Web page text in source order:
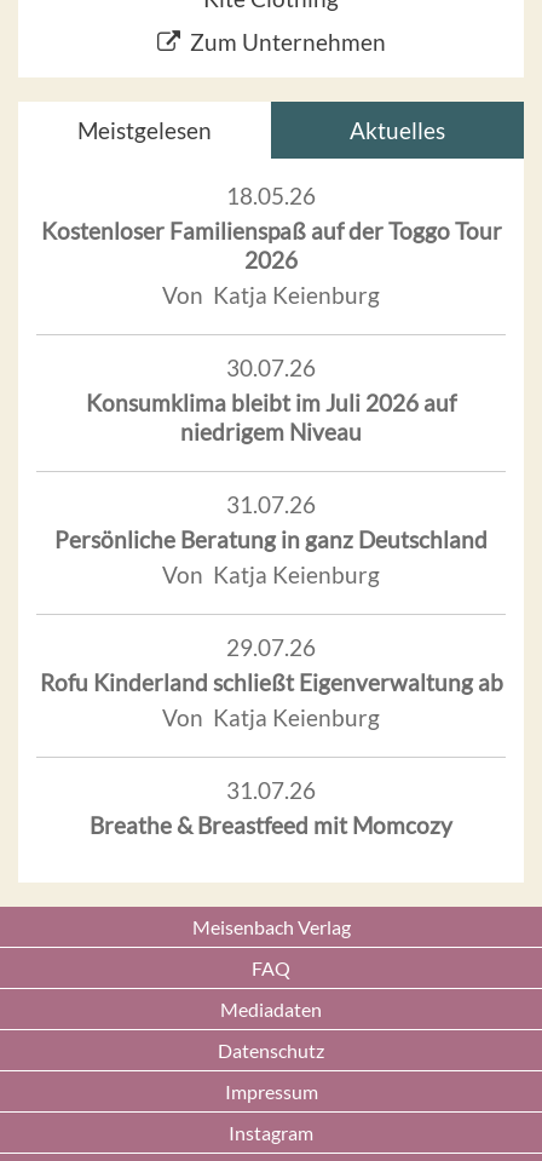
Zum Unternehmen
Meistgelesen Aktuelles
18.05.26
Kostenloser Familienspaß auf der Toggo Tour
2026
Von Katja Keienburg
30.07.26
Konsumklima bleibt im Juli 2026 auf
niedrigem Niveau
31.07.26
Persönliche Beratung in ganz Deutschland
Von Katja Keienburg
29.07.26
Rofu Kinderland schließt Eigenverwaltung ab
Von Katja Keienburg
31.07.26
Breathe & Breastfeed mit Momcozy
Meisenbach Verlag
FAQ
Mediadaten
Datenschutz
Impressum
Instagram